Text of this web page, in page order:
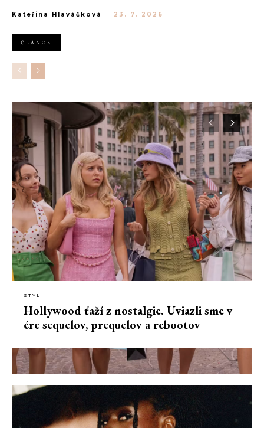
jednej z najväčších luxusných značiek sveta. V decembri totiž v
Pre-Fall 2027.
Kateřina Hlaváčková - 23. 7. 2026
ČLÁNOK
STYL
Hollywood ťaží z nostalgie. Uviazli sme v
ére sequelov, prequelov a rebootov